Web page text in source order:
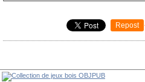
Repost